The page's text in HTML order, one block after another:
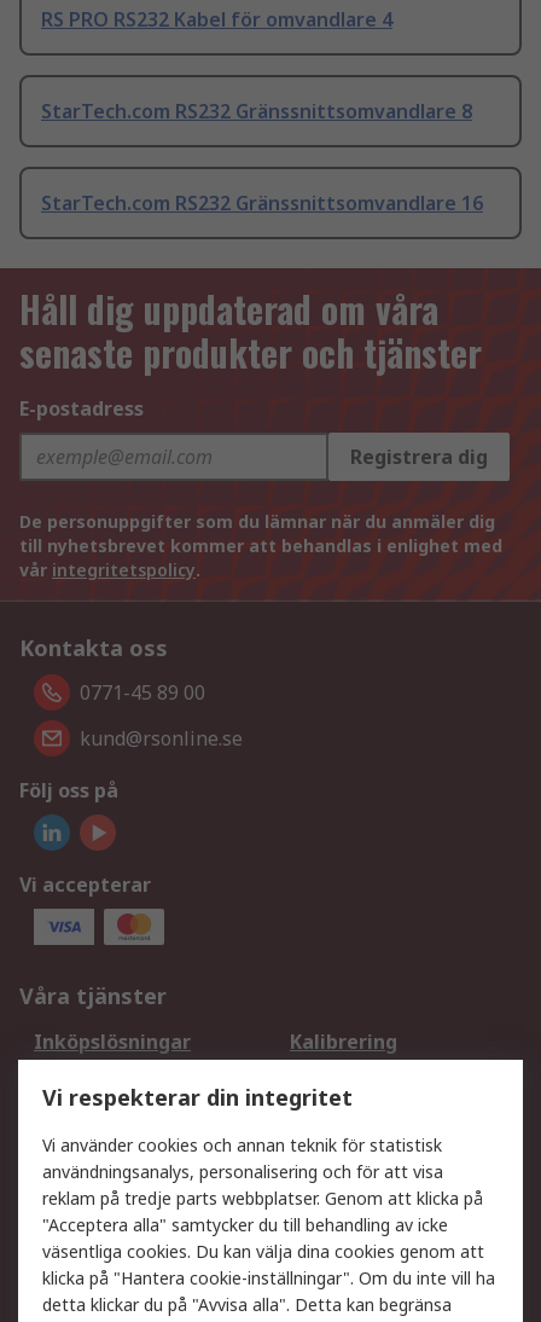
RS PRO RS232 Kabel för omvandlare 4
StarTech.com RS232 Gränssnittsomvandlare 8
StarTech.com RS232 Gränssnittsomvandlare 16
Håll dig uppdaterad om våra
senaste produkter och tjänster
E-postadress
Registrera dig
De personuppgifter som du lämnar när du anmäler dig
till nyhetsbrevet kommer att behandlas i enlighet med
vår integritetspolicy.
Kontakta oss
0771-45 89 00
kund@rsonline.se
Följ oss på
Vi accepterar
Våra tjänster
Inköpslösningar
Kalibrering
DesignSpark
Teknisk Support
Ditt lokala säljteam
Exportlösningar
Support
Få hjälp
Retur av varor
Leverans
Spåra din order
Vi respekterar din integritet
Vi använder cookies och annan teknik för statistisk
användningsanalys, personalisering och för att visa
reklam på tredje parts webbplatser. Genom att klicka på
"Acceptera alla" samtycker du till behandling av icke
väsentliga cookies. Du kan välja dina cookies genom att
klicka på "Hantera cookie-inställningar". Om du inte vill ha
detta klickar du på "Avvisa alla". Detta kan begränsa